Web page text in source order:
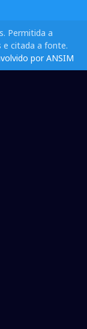
Permitida a
e citada a fonte.
por ANSIM